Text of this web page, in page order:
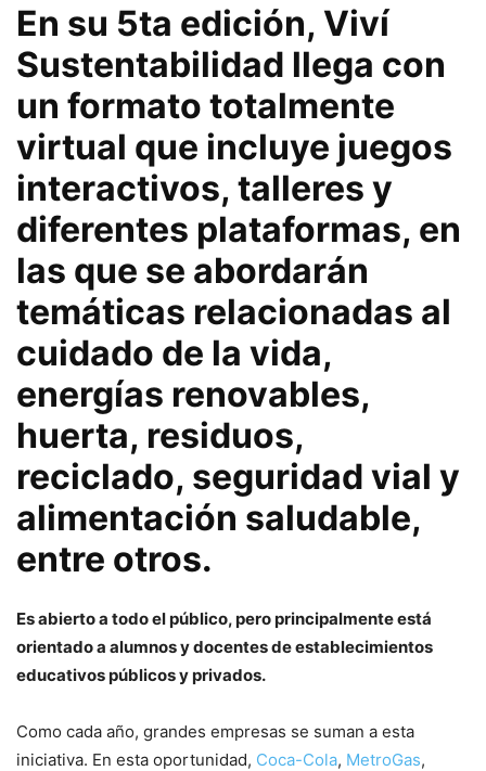
En su 5ta edición, Viví
Sustentabilidad llega con
un formato totalmente
virtual que incluye juegos
interactivos, talleres y
diferentes plataformas, en
las que se abordarán
temáticas relacionadas al
cuidado de la vida,
energías renovables,
huerta, residuos,
reciclado, seguridad vial y
alimentación saludable,
entre otros.
Es abierto a todo el público, pero principalmente está
orientado a alumnos y docentes de establecimientos
educativos públicos y privados.
Como cada año, grandes empresas se suman a esta
iniciativa. En esta oportunidad, Coca-Cola, MetroGas,